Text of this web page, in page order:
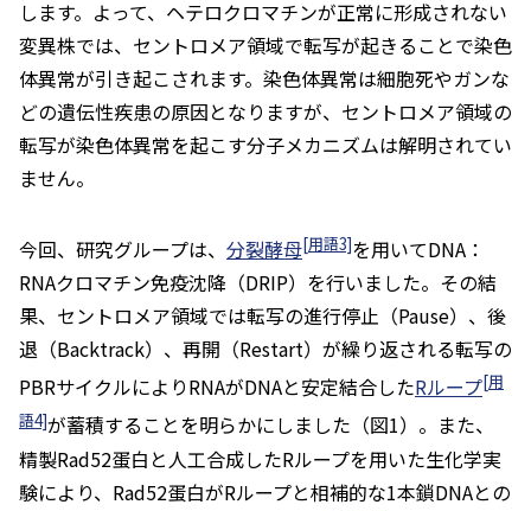
します。よって、ヘテロクロマチンが正常に形成されない
変異株では、セントロメア領域で転写が起きることで染色
体異常が引き起こされます。染色体異常は細胞死やガンな
どの遺伝性疾患の原因となりますが、セントロメア領域の
転写が染色体異常を起こす分子メカニズムは解明されてい
ません。
今回、研究グループは、 分裂酵母[用語3]を用いてDNA：
RNAクロマチン免疫沈降（DRIP）を行いました。その結
果、セントロメア領域では転写の進行停止（Pause）、後
退（Backtrack）、再開（Restart）が繰り返される転写の
PBRサイクルによりRNAがDNAと安定結合したRループ[用
語4]が蓄積することを明らかにしました（図1）。また、
精製Rad52蛋白と人工合成したRループを用いた生化学実
験により、Rad52蛋白がRループと相補的な1本鎖DNAとの